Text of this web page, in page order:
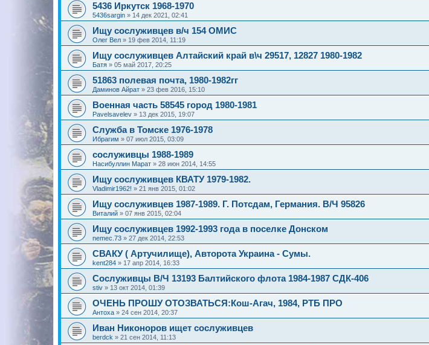
5436 Иркутск 1968-1970
5436sargin » 14 дек 2021, 02:41
Ищу сослуживцев в/ч 154 ОМИС
Олег Вел » 19 фев 2014, 11:19
Ищу сослуживцев Алтайский край в\ч 29517, 12827 1980-1982
Батя » 05 май 2017, 20:25
51863 полевая почта, 1980-1982гг
Даминов Айрат » 23 фев 2016, 15:10
Военная часть 58545 город 1980-1981
Pavelsavelev » 13 дек 2015, 19:07
Служба в Томске 1976-1978
Ибрагим » 07 июл 2015, 03:09
сослуживцы 1988-1989
Насибуллин Марат » 28 июн 2014, 14:55
Ищу сослуживцев КВАТУ 1979-1982.
Vladimir1962! » 21 янв 2015, 01:02
Ищу сослуживцев 1987-1989. Г. Потсдам, Германия. В/Ч 95826
Виталий » 07 янв 2015, 02:04
Ищу сослуживцев 1992-1993 года в поселке Донском
nemec.73 » 27 дек 2014, 22:53
СВАКУ ( Артучилище), Авторота Украина - Сумы.
kent284 » 17 апр 2014, 16:33
Сослуживцы В/Ч 13193 Балтийского флота 1984-1987 СДК-406
stiv » 13 окт 2014, 01:39
ОЧЕНЬ ПРОШУ ОТОЗВАТЬСЯ:Кош-Агач, 1984, РТБ ПРО
Антоха » 24 сен 2014, 20:37
Иван Никоноров ищет сослуживцев
berdck » 21 сен 2014, 11:13